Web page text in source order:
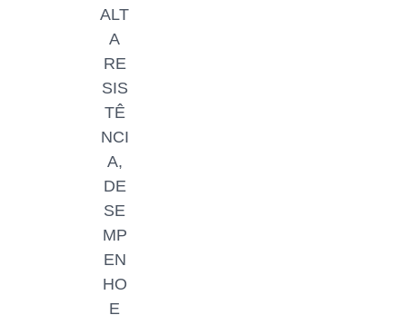
ALT
A
RE
SIS
TÊ
NCI
A,
DE
SE
MP
EN
HO
E